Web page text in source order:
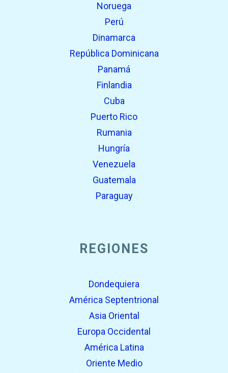
Noruega
Perú
Dinamarca
República Dominicana
Panamá
Finlandia
Cuba
Puerto Rico
Rumania
Hungría
Venezuela
Guatemala
Paraguay
REGIONES
Dondequiera
América Septentrional
Asia Oriental
Europa Occidental
América Latina
Oriente Medio